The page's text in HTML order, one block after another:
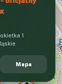
1
Mapa